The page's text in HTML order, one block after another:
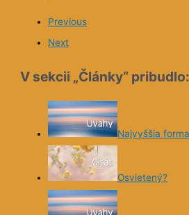
Previous
Next
V sekcii „Články“ pribudlo:
Najvyššia
Osvietený?